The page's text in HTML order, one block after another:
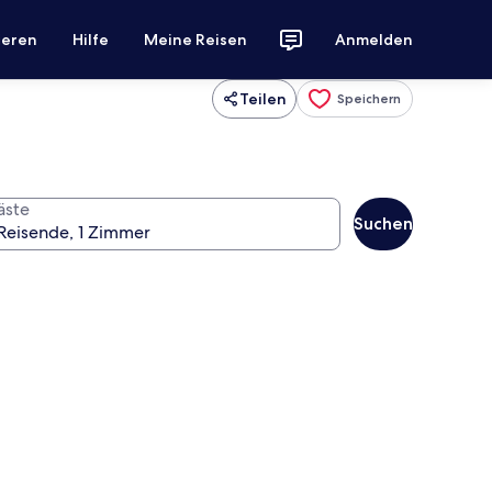
Hilfe Meine Reisen Anmelden
Teilen Speichern
Suchen